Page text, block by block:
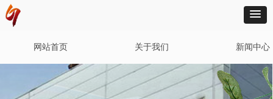
网站首页 关于我们 新闻中心